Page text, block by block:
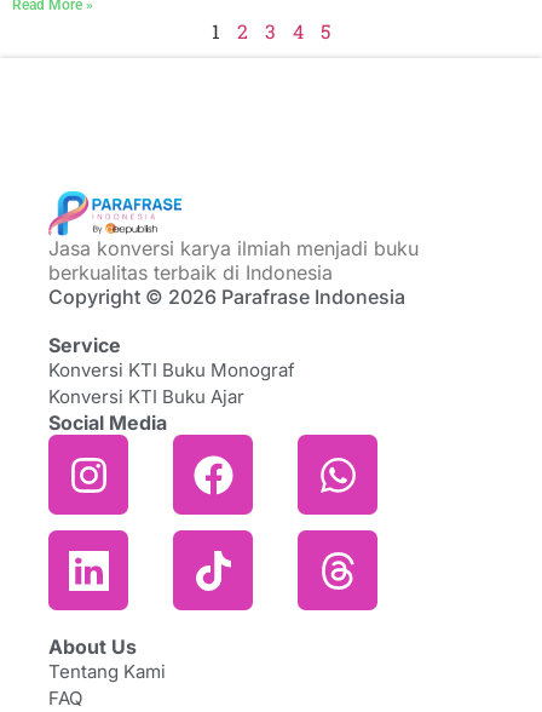
Read More »
1 2 3 4 5
Jasa konversi karya ilmiah menjadi buku
berkualitas terbaik di Indonesia
Copyright © 2026 Parafrase Indonesia
Service
Konversi KTI Buku Monograf
Konversi KTI Buku Ajar
Social Media
About Us
Tentang Kami
FAQ